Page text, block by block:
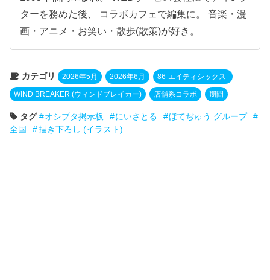
ターを務めた後、 コラボカフェで編集に。 音楽・漫
画・アニメ・お笑い・散歩(散策)が好き。
カテゴリ 2026年5月 2026年6月 86-エイティシックス-
WIND BREAKER (ウィンドブレイカー) 店舗系コラボ 期間
タグ オシブタ掲示板 にいさとる
ぼてぢゅう グループ
全国
描き下ろし (イラスト)